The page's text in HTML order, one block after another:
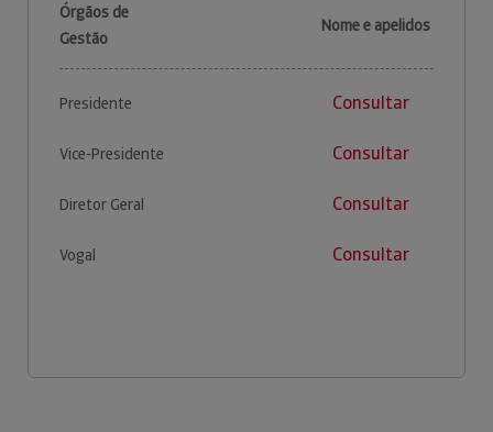
Órgãos de
Gestão
Nome e apelidos
Presidente Consultar
Vice-Presidente Consultar
Diretor Geral Consultar
Vogal Consultar